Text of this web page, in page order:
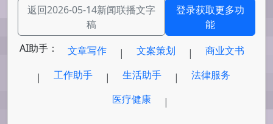
返回2026-05-14新闻联播文字
稿
登录获取更多功
能
AI助手：
文章写作 | 文案策划 |
商业文书
|
工作助手 | 生活助手 |
法律服务
医疗健康
|